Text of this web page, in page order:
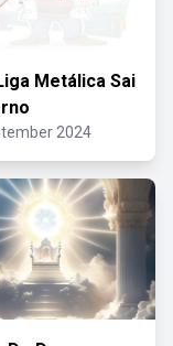
Metálica Sai
2024